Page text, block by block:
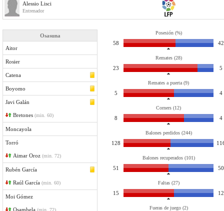
Alessio Lisci
Entrenador
Osasuna
Aitor
Rosier
Catena
Boyomo
Javi Galán
Bretones (min. 60)
Moncayola
Torró
Aimar Oroz (min. 72)
Rubén García
Raúl García (min. 60)
Moi Gómez
Osambela (min. 72)
Posesión (%)
58 42
Remates (28)
23 5
Remates a puerta (9)
5 4
Corners (12)
8 4
Balones perdidos (244)
128
Balones recuperados (101)
51 50
Faltas (27)
15 12
Fueras de juego (2)